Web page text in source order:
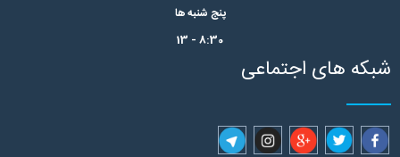
پنج شنبه ها
8:30 - 13
شبکه های اجتماعی